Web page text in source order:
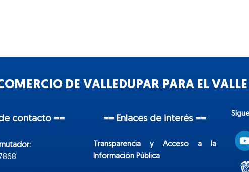
DE VALLEDUPAR PARA EL VALLE
contacto == == Enlaces de interés ==
Transparencia y Acceso a la
Información Pública